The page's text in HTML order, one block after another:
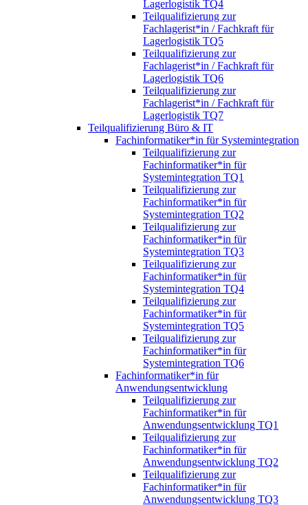
Lagerlogistik TQ4
Teilqualifizierung zur
Fachlagerist*in / Fachkraft für
Lagerlogistik TQ5
Teilqualifizierung zur
Fachlagerist*in / Fachkraft für
Lagerlogistik TQ6
Teilqualifizierung zur
Fachlagerist*in / Fachkraft für
Lagerlogistik TQ7
Teilqualifizierung Büro & IT
Fachinformatiker*in für Systemintegration
Teilqualifizierung zur
Fachinformatiker*in für
Systemintegration TQ1
Teilqualifizierung zur
Fachinformatiker*in für
Systemintegration TQ2
Teilqualifizierung zur
Fachinformatiker*in für
Systemintegration TQ3
Teilqualifizierung zur
Fachinformatiker*in für
Systemintegration TQ4
Teilqualifizierung zur
Fachinformatiker*in für
Systemintegration TQ5
Teilqualifizierung zur
Fachinformatiker*in für
Systemintegration TQ6
Fachinformatiker*in für
Anwendungsentwicklung
Teilqualifizierung zur
Fachinformatiker*in für
Anwendungsentwicklung TQ1
Teilqualifizierung zur
Fachinformatiker*in für
Anwendungsentwicklung TQ2
Teilqualifizierung zur
Fachinformatiker*in für
Anwendungsentwicklung TQ3